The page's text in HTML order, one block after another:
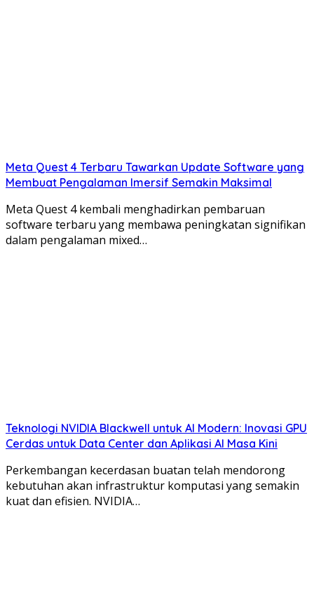
Meta Quest 4 Terbaru Tawarkan Update Software yang
Membuat Pengalaman Imersif Semakin Maksimal
Meta Quest 4 kembali menghadirkan pembaruan
software terbaru yang membawa peningkatan signifikan
dalam pengalaman mixed…
Teknologi NVIDIA Blackwell untuk AI Modern: Inovasi GPU
Cerdas untuk Data Center dan Aplikasi AI Masa Kini
Perkembangan kecerdasan buatan telah mendorong
kebutuhan akan infrastruktur komputasi yang semakin
kuat dan efisien. NVIDIA…